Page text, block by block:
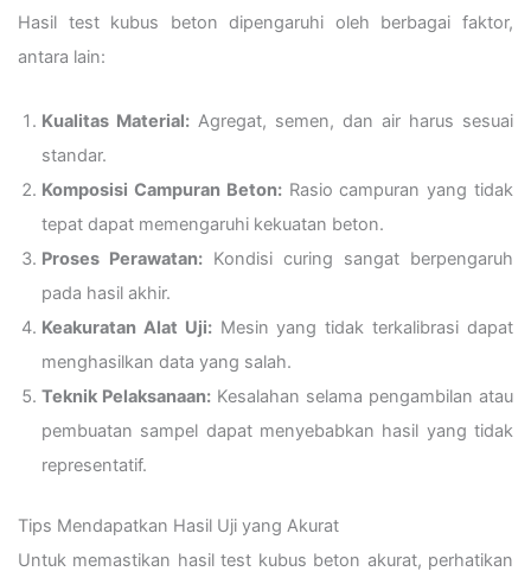
Hasil test kubus beton dipengaruhi oleh berbagai faktor,
antara lain:
Kualitas Material: Agregat, semen, dan air harus sesuai
standar.
Komposisi Campuran Beton:Rasio campuran yang tidak
tepat dapat memengaruhi kekuatan beton.
Proses Perawatan: Kondisi curing sangat berpengaruh
pada hasil akhir.
Keakuratan Alat Uji:Mesin yang tidak terkalibrasi dapat
menghasilkan data yang salah.
Teknik Pelaksanaan: Kesalahan selama pengambilan atau
pembuatan sampel dapat menyebabkan hasil yang tidak
representatif.
Tips Mendapatkan Hasil Uji yang Akurat
Untuk memastikan hasil test kubus beton akurat, perhatikan